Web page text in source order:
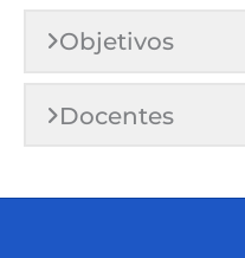
Objetivos
Docentes